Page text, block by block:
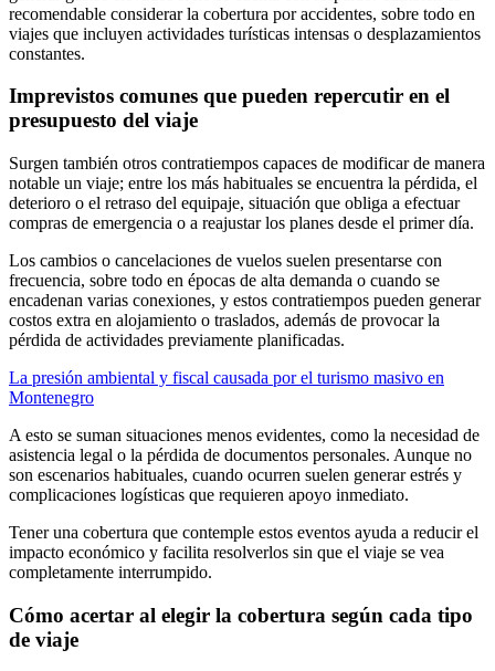
recomendable considerar la cobertura por accidentes, sobre todo en
viajes que incluyen actividades turísticas intensas o desplazamientos
constantes.
Imprevistos comunes que pueden repercutir en el
presupuesto del viaje
Surgen también otros contratiempos capaces de modificar de manera
notable un viaje; entre los más habituales se encuentra la pérdida, el
deterioro o el retraso del equipaje, situación que obliga a efectuar
compras de emergencia o a reajustar los planes desde el primer día.
Los cambios o cancelaciones de vuelos suelen presentarse con
frecuencia, sobre todo en épocas de alta demanda o cuando se
encadenan varias conexiones, y estos contratiempos pueden generar
costos extra en alojamiento o traslados, además de provocar la
pérdida de actividades previamente planificadas.
La presión ambiental y fiscal causada por el turismo masivo en
Montenegro
A esto se suman situaciones menos evidentes, como la necesidad de
asistencia legal o la pérdida de documentos personales. Aunque no
son escenarios habituales, cuando ocurren suelen generar estrés y
complicaciones logísticas que requieren apoyo inmediato.
Tener una cobertura que contemple estos eventos ayuda a reducir el
impacto económico y facilita resolverlos sin que el viaje se vea
completamente interrumpido.
Cómo acertar al elegir la cobertura según cada tipo
de viaje